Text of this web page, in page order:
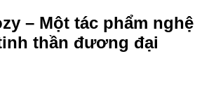
– Một tác phẩm nghệ
thần đương đại